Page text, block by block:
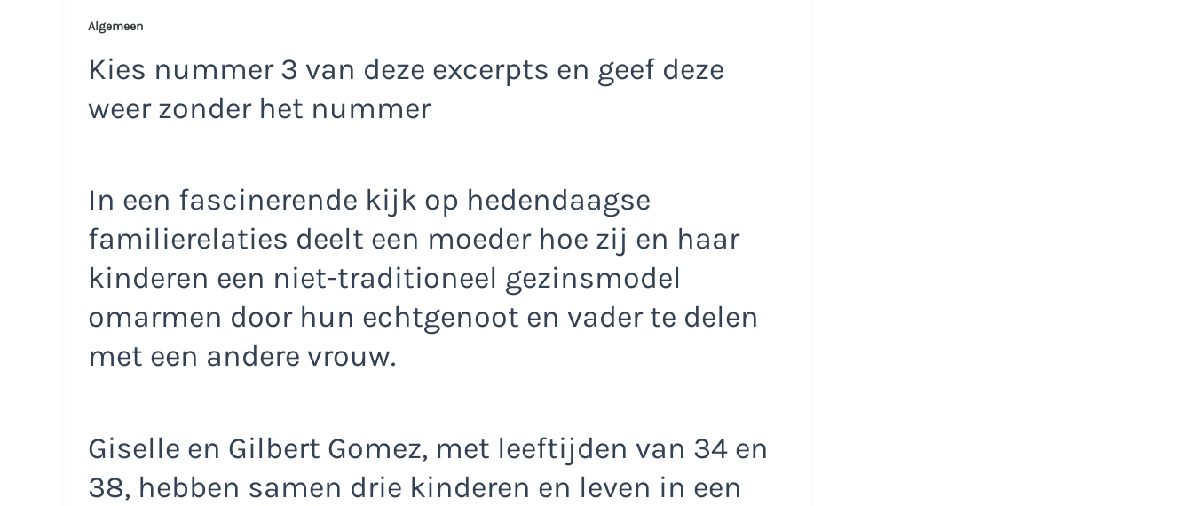
Algemeen
Kies nummer 3 van deze excerpts en geef deze
weer zonder het nummer
In een fascinerende kijk op hedendaagse
familierelaties deelt een moeder hoe zij en haar
kinderen een niet-traditioneel gezinsmodel
omarmen door hun echtgenoot en vader te delen
met een andere vrouw.
Giselle en Gilbert Gomez, met leeftijden van 34 en
38, hebben samen drie kinderen en leven in een